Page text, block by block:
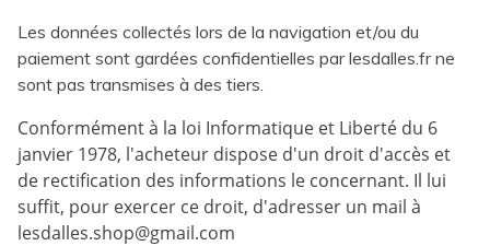
Les données collectés lors de la navigation et/ou du
paiement sont gardées confidentielles par lesdalles.fr ne
sont pas transmises à des tiers.
Conformément à la loi Informatique et Liberté du 6
janvier 1978, l'acheteur dispose d'un droit d'accès et
de rectification des informations le concernant. Il lui
suffit, pour exercer ce droit, d'adresser un mail à
lesdalles.shop@gmail.com